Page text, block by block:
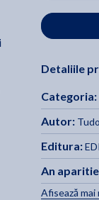
Detaliile
Categoria:
Autor:
Editura:
An
Afisează mai